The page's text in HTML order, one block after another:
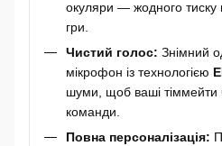
окуляри — жодного тиску
гри.
Чистий голос: Знімний
мікрофон із технологією
шуми, щоб ваші тіммейти
команди.
Повна персоналізація: